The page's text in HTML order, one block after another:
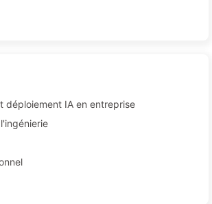
déploiement IA en entreprise